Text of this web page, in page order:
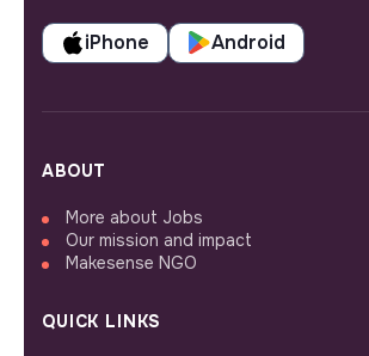
iPhone Android
ABOUT
More about Jobs
Our mission and impact
Makesense NGO
QUICK LINKS